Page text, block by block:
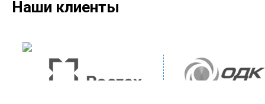
Наши клиенты